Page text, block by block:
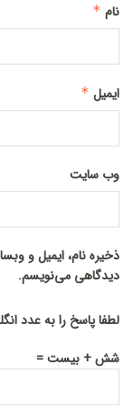
نام *
ایمیل *
وب‌ سایت
ذخیره نام، ایمیل و
دیدگاهی می‌نویسم.
لطفا پاسخ را به عدد
شش + بیست =